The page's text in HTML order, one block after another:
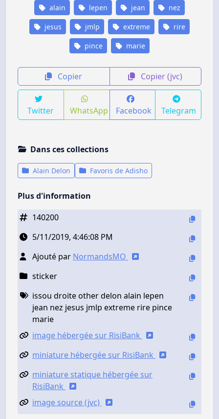
alain lepen jean nez
jesus jmlp extreme rire
pince marie
Copier Copier (jvc)
Twitter WhatsApp Facebook Telegram
Dans ces collections
Alain Delon Favoris de Adisho
Plus d'information
140200
5/11/2019, 4:46:08 PM
Ajouté par NormandsMO
sticker
issou droite other delon alain lepen
jean nez jesus jmlp extreme rire pince
marie
image hébergée sur RisiBank
miniature hébergée sur RisiBank
miniature statique hébergée sur
RisiBank
image source (jvc)